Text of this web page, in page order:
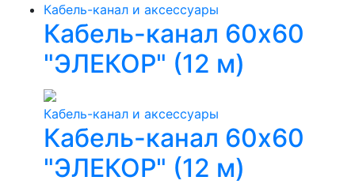
Кабель-канал и аксессуары
Кабель-канал 60х60
"ЭЛЕКОР" (12 м)
Кабель-канал и аксессуары
Кабель-канал 60х60
"ЭЛЕКОР" (12 м)